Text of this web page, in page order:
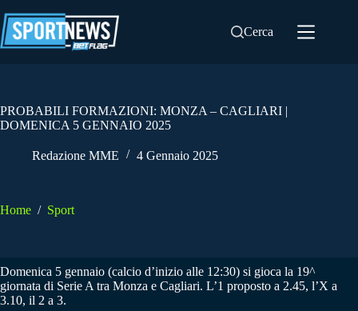
al
contenuto
Cerca
PROBABILI FORMAZIONI: MONZA – CAGLIARI |
DOMENICA 5 GENNAIO 2025
Redazione MME 4 Gennaio 2025
Home / Sport
Domenica 5 gennaio (calcio d’inizio alle 12:30) si gioca la 19^
giornata di Serie A tra Monza e Cagliari. L’1 proposto a 2.45, l’X a
3.10, il 2 a 3.